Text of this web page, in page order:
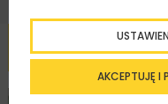
Powiązane
AKCEPTUJĘ I